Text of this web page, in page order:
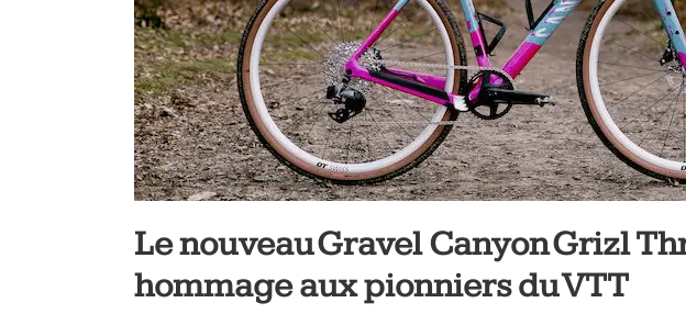
vélo
et
triathlon
Le nouveau Gravel Canyon Grizl
hommage aux pionniers du VTT